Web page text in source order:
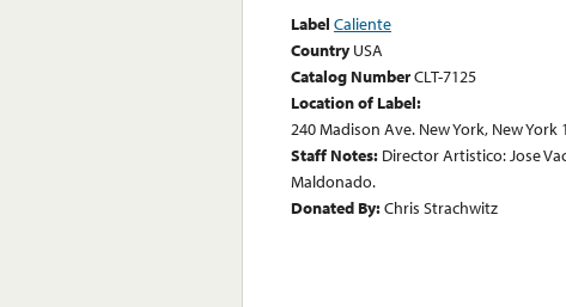
Label Caliente
Country USA
Catalog NumberCLT-7125
Location of Label:
240 Madison Ave. New York, New York
Staff Notes: Director Artistico: Jose
Maldonado.
Donated By:Chris Strachwitz